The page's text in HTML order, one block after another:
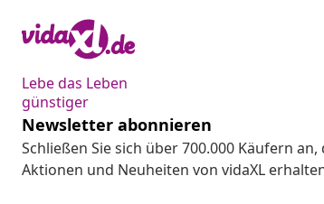
Lebe das Leben
günstiger
Newsletter abonnieren
Schließen Sie sich über 700.000 Käufern
Aktionen und Neuheiten von vidaXL